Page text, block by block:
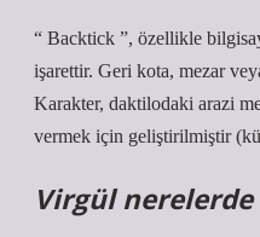
“ Backtick ”, özellikle
işarettir. Geri kota, mezar
Karakter, daktilodaki arazi
vermek için geliştirilmiştir
Virgül